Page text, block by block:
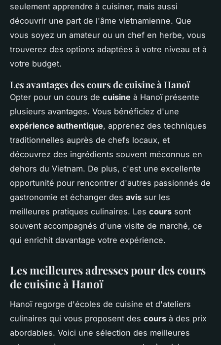
seulement apprendre à cuisiner, mais aussi
découvrir une part de l'âme vietnamienne. Que
vous soyez un amateur ou un chef en herbe, vous
trouverez des options adaptées à votre niveau et à
votre budget.
Les avantages des cours de cuisine à Hanoï
Opter pour un cours de cuisine à Hanoï présente
plusieurs avantages. Vous bénéficiez d'une
expérience authentique, apprenez des techniques
traditionnelles auprès de chefs locaux, et
découvrez des ingrédients souvent méconnus en
dehors du Vietnam. De plus, c'est une excellente
opportunité pour rencontrer d'autres passionnés de
gastronomie et échanger des avis sur les
meilleures pratiques culinaires. Les cours sont
souvent accompagnés d'une visite de marché, ce
qui enrichit davantage votre expérience.
Les meilleures adresses pour des cours
de cuisine à Hanoï
Hanoï regorge d'écoles de cuisine et d'ateliers
culinaires qui vous proposent des cours à des prix
abordables. Voici une sélection des meilleures